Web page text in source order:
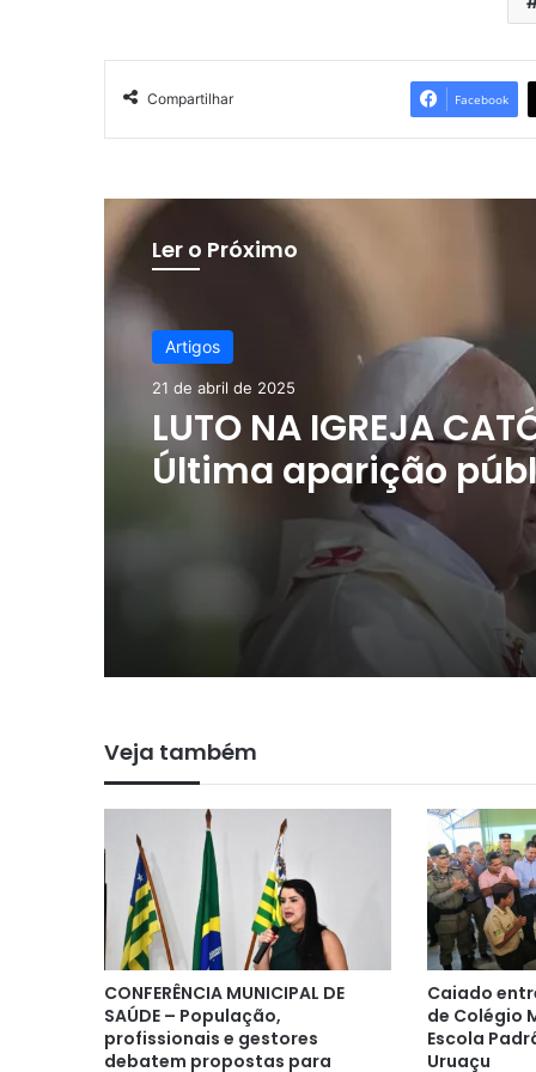
Compartilhar Facebook
Ler o Próximo
Artigos
21 de abril de 2025
LUTO NA IGREJA
Última aparição
Papa Francisco,
domingo de Páscoa,
evidenciou
pontífice antes de
morte hoje, aos 88
Veja também
CONFERÊNCIA MUNICIPAL DE
SAÚDE – População,
profissionais e gestores
debatem propostas para
Caiado
de Colégio
Escola
Uruaçu